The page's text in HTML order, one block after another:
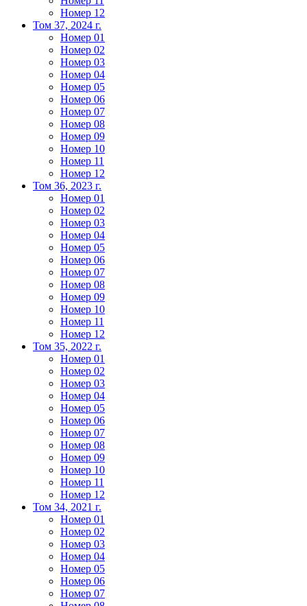
Номер 12
Том 37, 2024 г.
Номер 01
Номер 02
Номер 03
Номер 04
Номер 05
Номер 06
Номер 07
Номер 08
Номер 09
Номер 10
Номер 11
Номер 12
Том 36, 2023 г.
Номер 01
Номер 02
Номер 03
Номер 04
Номер 05
Номер 06
Номер 07
Номер 08
Номер 09
Номер 10
Номер 11
Номер 12
Том 35, 2022 г.
Номер 01
Номер 02
Номер 03
Номер 04
Номер 05
Номер 06
Номер 07
Номер 08
Номер 09
Номер 10
Номер 11
Номер 12
Том 34, 2021 г.
Номер 01
Номер 02
Номер 03
Номер 04
Номер 05
Номер 06
Номер 07